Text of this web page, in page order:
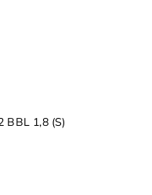
BBL 1,8 (S)